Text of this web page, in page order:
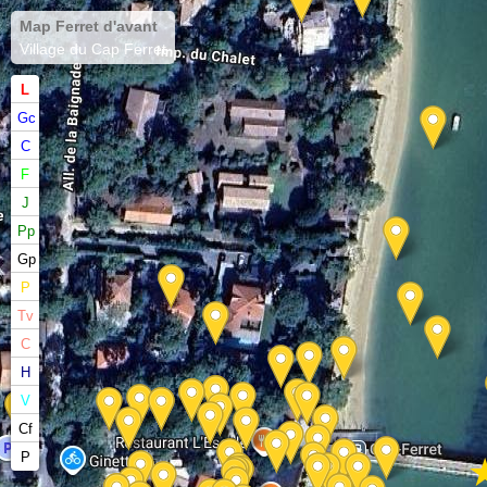
Map Ferret d'avant
Village du Cap Ferret
L
Gc
C
F
J
Pp
Gp
P
Tv
C
H
V
Cf
P